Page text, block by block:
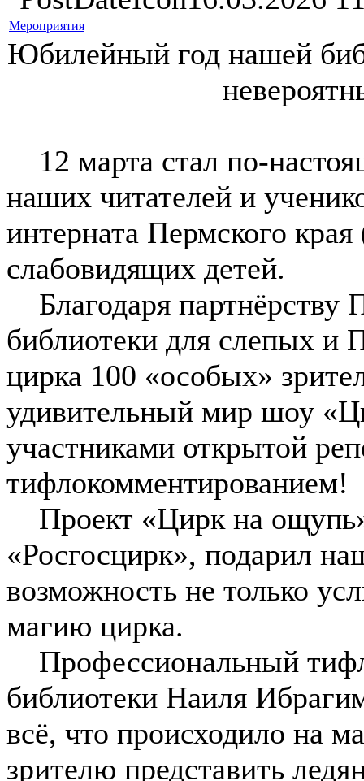
Мероприятия
Юбилейный год нашей
12 марта стал по-
наших читателей и
интерната Пермского
слабовидящих детей.
Благодаря партнёрству
библиотеки для слепых и
цирка 100 «особых»
удивительный мир шоу
участниками открытой
тифлокомментированием!
Проект «Цирк на
«Росгосцирк», подарил
возможность не только
магию цирка.
Профессиональный
библиотеки Наиля
всё, что происходило на
зрителю представить